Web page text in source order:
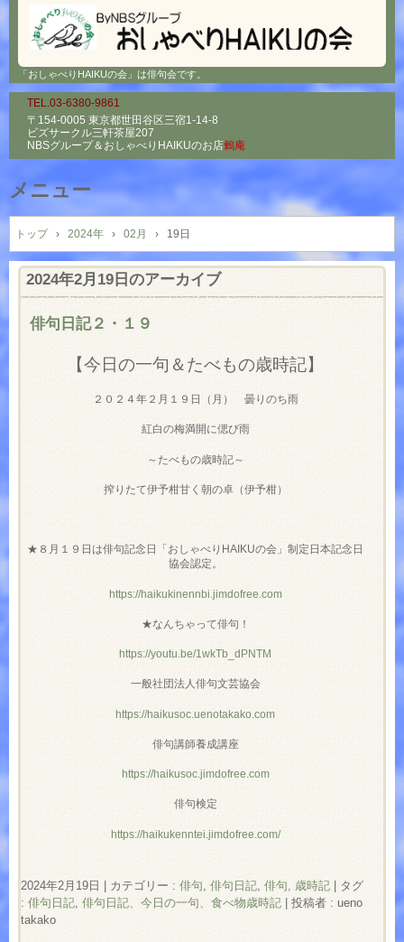
「おしゃべりHAIKUの会」は俳句会です。
TEL.03-6380-9861
〒154-0005 東京都世田谷区三宿1-14-8
ビズサークル三軒茶屋207
NBSグループ＆ おしゃべりHAIKUのお店鶫庵
メニュー
コ
ン
テ
ン
トップ › 2024年 › 02月 › 19日
2024年2月19日 のアーカイブ
俳句日記２・１９
【今日の一句＆たべもの歳時記】
２０２４年２月１９日（月） 曇りのち雨
紅白の梅満開に偲び雨
～たべもの歳時記～
搾りたて伊予柑甘く朝の卓（伊予柑）
★８月１９日は俳句記念日「おしゃべりHAIKUの会」制定日本記念日
協会認定。
https://haikukinennbi.jimdofree.com
★なんちゃって俳句！
https://youtu.be/1wkTb_dPNTM
一般社団法人俳句文芸協会
https://haikusoc.uenotakako.com
俳句講師養成講座
https://haikusoc.jimdofree.com
俳句検定
https://haikukenntei.jimdofree.com/
2024年2月19日 | カテゴリー : 俳句 俳句日記 俳句, 歳時記 | タグ
: 俳句日記 俳句日記、今日の一句、食べ物歳時記 | 投稿者 : ueno
takako